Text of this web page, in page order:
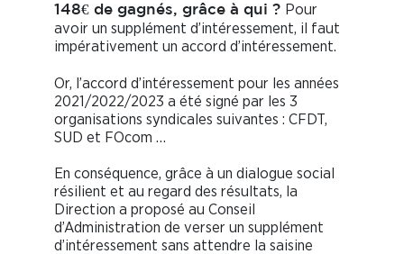
148€ de gagnés, grâce à qui ? Pour
avoir un supplément d’intéressement, il faut
impérativement un accord d’intéressement.
Or, l’accord d’intéressement pour les années
2021/2022/2023 a été signé par les 3
organisations syndicales suivantes : CFDT,
SUD et FOcom …
En conséquence, grâce à un dialogue social
résilient et au regard des résultats, la
Direction a proposé au Conseil
d’Administration de verser un supplément
d’intéressement sans attendre la saisine